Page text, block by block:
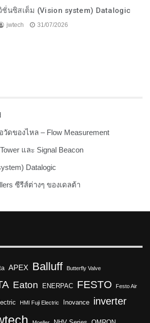
ชั่นซิสเต็ม (Vision system) Datalogic
jwtech 31/07/2026
ดของไหล – Flow Measurement
และ Signal Beacon
Datalogic
ซีรีส์ต่างๆ ของเดลต้า
APEX Balluff Butterfly Valve
Eaton ENERPAC FESTO Festo Air
HMI Fuji Electric Inovance inverter